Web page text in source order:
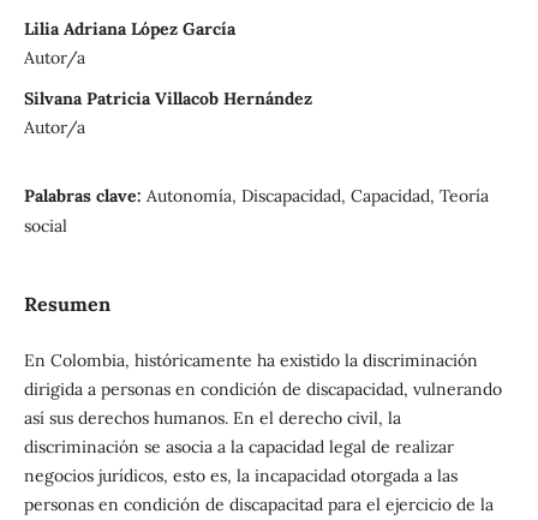
Lilia Adriana López García
Autor/a
Silvana Patricia Villacob Hernández
Autor/a
Palabras clave: Autonomía, Discapacidad, Capacidad, Teoría
social
Resumen
En Colombia, históricamente ha existido la discriminación
dirigida a personas en condición de discapacidad, vulnerando
así sus derechos humanos. En el derecho civil, la
discriminación se asocia a la capacidad legal de realizar
negocios jurídicos, esto es, la incapacidad otorgada a las
personas en condición de discapacitad para el ejercicio de la